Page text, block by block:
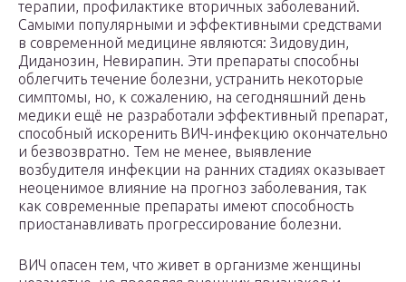
терапии, профилактике вторичных заболеваний.
Самыми популярными и эффективными средствами
в современной медицине являются: Зидовудин,
Диданозин, Невирапин. Эти препараты способны
облегчить течение болезни, устранить некоторые
симптомы, но, к сожалению, на сегодняшний день
медики ещё не разработали эффективный препарат,
способный искоренить ВИЧ-инфекцию окончательно
и безвозвратно. Тем не менее, выявление
возбудителя инфекции на ранних стадиях оказывает
неоценимое влияние на прогноз заболевания, так
как современные препараты имеют способность
приостанавливать прогрессирование болезни.
ВИЧ опасен тем, что живет в организме женщины